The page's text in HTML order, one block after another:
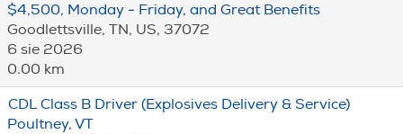
$4,500, Monday - Friday, and Great Benefits
Goodlettsville, TN, US, 37072
6 sie 2026
0.00 km
CDL Class B Driver (Explosives Delivery & Service)
Poultney, VT